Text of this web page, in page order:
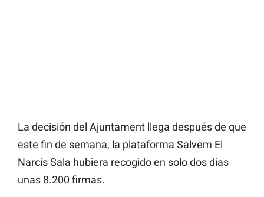
La decisión del Ajuntament llega después de que
este fin de semana, la plataforma Salvem El
Narcís Sala hubiera recogido en solo dos días
unas 8.200 firmas.